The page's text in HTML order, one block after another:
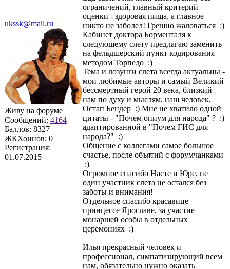
ukssk@mail.ru
Живу на форуме
Сообщений: 4164
Баллов: 8327
ЖКХоинов: 0
Регистрация:
01.07.2015
ограничений, главный критерий
оценки - здоровая пища, а главное
никто не заболел! Грешно жаловаться :)
Кабинет доктора Борменталя к
следующему слету предлагаю заменить
на фельдшерский пункт кодирования
методом Торпедо :)
Тема и лозунги слета всегда актуальны -
мои любимые авторы и самый Великий
бессмертный герой 20 века, близкий
нам по духу и мыслям, наш человек,
Остап Бендер :) Мне не хватило одной
цитаты - "Почем опиум для народа" ? :)
адаптированной в "Почем ГИС для
народа?" :)
Общение с коллегами самое большое
счастье, после объятий с форумчанками
:)
Огромное спасибо Насте и Юре, не
один участник слета не остался без
заботы и внимания!
Отдельное спасибо красавице
принцессе Ярославе, за участие
монаршей особы в отдельных
церемониях :)
Илья прекрасный человек и
профессионал, симпатизирующий всем
нам, обязательно нужно оказать